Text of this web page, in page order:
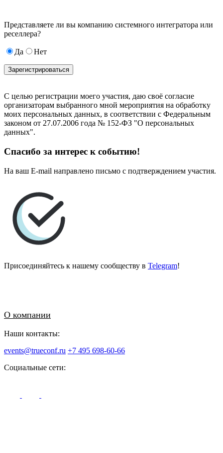
Представляете ли вы компанию системного интегратора или
реселлера?
Да Нет
С целью регистрации моего участия, даю своё согласие
организаторам выбранного мной мероприятия на обработку
моих персональных данных, в соответствии с Федеральным
законом от 27.07.2006 года № 152-ФЗ "О персональных
данных".
Спасибо за интерес к событию!
На ваш E-mail направлено письмо с подтверждением участия.
Присоединяйтесь к нашему сообществу в Telegram!
О компании
Наши контакты:
events@trueconf.ru +7 495 698-60-66
Социальные сети: